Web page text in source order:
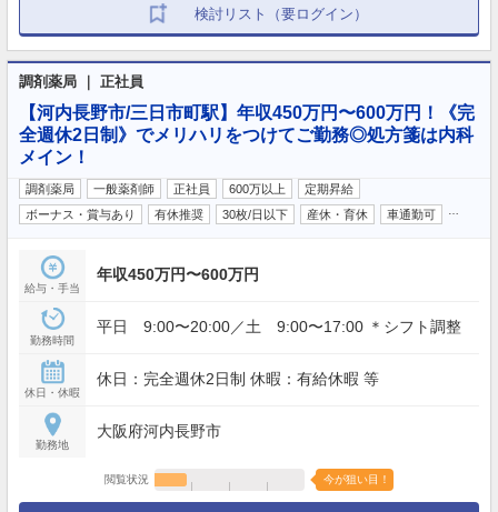
検討リスト（要ログイン）
調剤薬局 ｜ 正社員
【河内長野市/三日市町駅】年収450万円〜600万円！《完
全週休2日制》でメリハリをつけてご勤務◎処方箋は内科
メイン！
調剤薬局 一般薬剤師 正社員 600万以上
定期昇給
ボーナス・賞与あり
有休推奨 30枚/日以下 産休・育休 車通勤可
給与・手当
年収450万円〜600万円
勤務時間
平日 9:00〜20:00／土 9:00〜17:00 ＊シフト調整
休日・休暇
休日：完全週休2日制 休暇：有給休暇 等
勤務地
大阪府河内長野市
閲覧状況 今が狙い目！